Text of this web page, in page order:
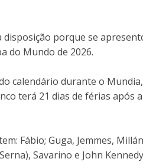
porque se
do Mundo de 2026.
calendário durante o
terá 21 dias de férias após
Fábio; Guga, Jemmes,
Savarino e John